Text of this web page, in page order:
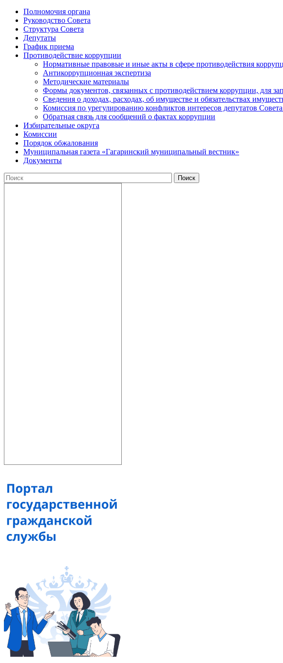
Полномочия органа
Руководство Совета
Структура Совета
Депутаты
График приема
Противодействие коррупции
Нормативные правовые и иные акты в сфере противодействия
Антикоррупционная экспертиза
Методические материалы
Формы документов, связанных с противодействием коррупции, для
Сведения о доходах, расходах, об имуществе и обязательствах
Комиссия по урегулированию конфликтов интересов депутатов
Обратная связь для сообщений о фактах коррупции
Избирательные округа
Комиссии
Порядок обжалования
Муниципальная газета «Гагаринский муниципальный вестник»
Документы